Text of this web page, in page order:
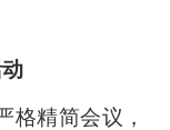
精简会议，